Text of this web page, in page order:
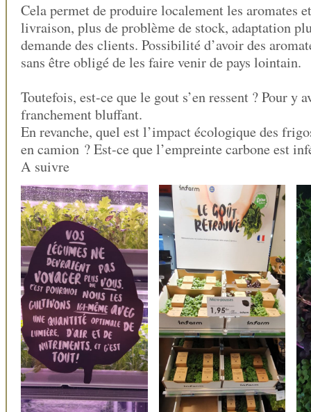
Cela permet de produire localement les aromates
livraison, plus de problème de stock, adaptation
demande des clients. Possibilité d’avoir des
sans être obligé de les faire venir de pays lointain.
Toutefois, est-ce que le gout s’en ressent ? Pour y
franchement bluffant.
En revanche, quel est l’impact écologique des
en camion ? Est-ce que l’empreinte carbone est
A suivre